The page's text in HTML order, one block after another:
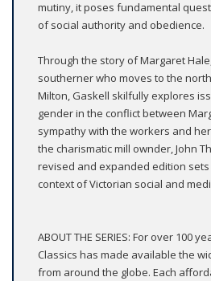
mutiny, it poses fundamental
of social authority and obedience.
Through the story of Margaret
southerner who moves to the
Milton, Gaskell skilfully explores
gender in the conflict between
sympathy with the workers and
the charismatic mill ownder, John
revised and expanded edition
context of Victorian social and
ABOUT THE SERIES: For over 100
Classics has made available the
from around the globe. Each